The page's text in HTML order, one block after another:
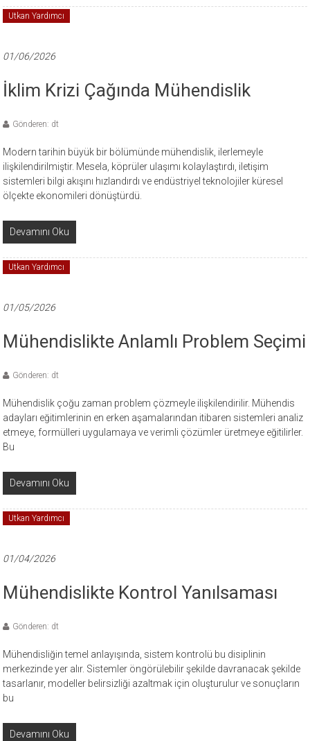
Utkan Yardımcı
01/06/2026
İklim Krizi Çağında Mühendislik
Gönderen: dt
Modern tarihin büyük bir bölümünde mühendislik, ilerlemeyle
ilişkilendirilmiştir. Mesela, köprüler ulaşımı kolaylaştırdı, iletişim
sistemleri bilgi akışını hızlandırdı ve endüstriyel teknolojiler küresel
ölçekte ekonomileri dönüştürdü.
Devamını Oku
Utkan Yardımcı
01/05/2026
Mühendislikte Anlamlı Problem Seçimi
Gönderen: dt
Mühendislik çoğu zaman problem çözmeyle ilişkilendirilir. Mühendis
adayları eğitimlerinin en erken aşamalarından itibaren sistemleri analiz
etmeye, formülleri uygulamaya ve verimli çözümler üretmeye eğitilirler.
Bu
Devamını Oku
Utkan Yardımcı
01/04/2026
Mühendislikte Kontrol Yanılsaması
Gönderen: dt
Mühendisliğin temel anlayışında, sistem kontrolü bu disiplinin
merkezinde yer alır. Sistemler öngörülebilir şekilde davranacak şekilde
tasarlanır, modeller belirsizliği azaltmak için oluşturulur ve sonuçların
bu
Devamını Oku